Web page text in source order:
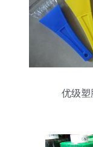
优级塑